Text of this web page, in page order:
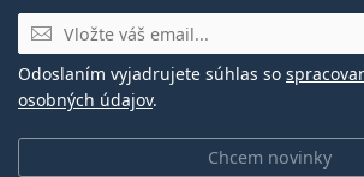
E-mail
Chcem novinky
Odoslaním vyjadrujete súhlas so
osobných údajov.